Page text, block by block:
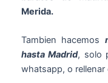
Merida.
Tambien hacemos
hasta Madrid, solo
whatsapp, o rellenar